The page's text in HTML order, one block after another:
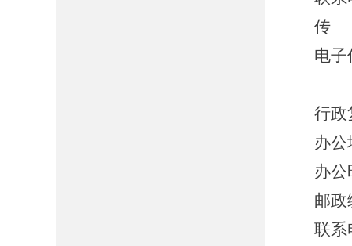
传
电子
行政
办
办
邮政
联系